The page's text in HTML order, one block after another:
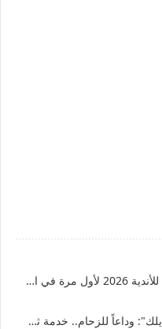
السعودية تفوز باستضافة كأس العالم للأندية 2026 لأول مرة في التاريخ
بنك الخرطوم يطلق "راحتك في موبايلك": وداعاً للزحام.. خدمة ثورية تغنيك عن زيارة الفرع والموقع!